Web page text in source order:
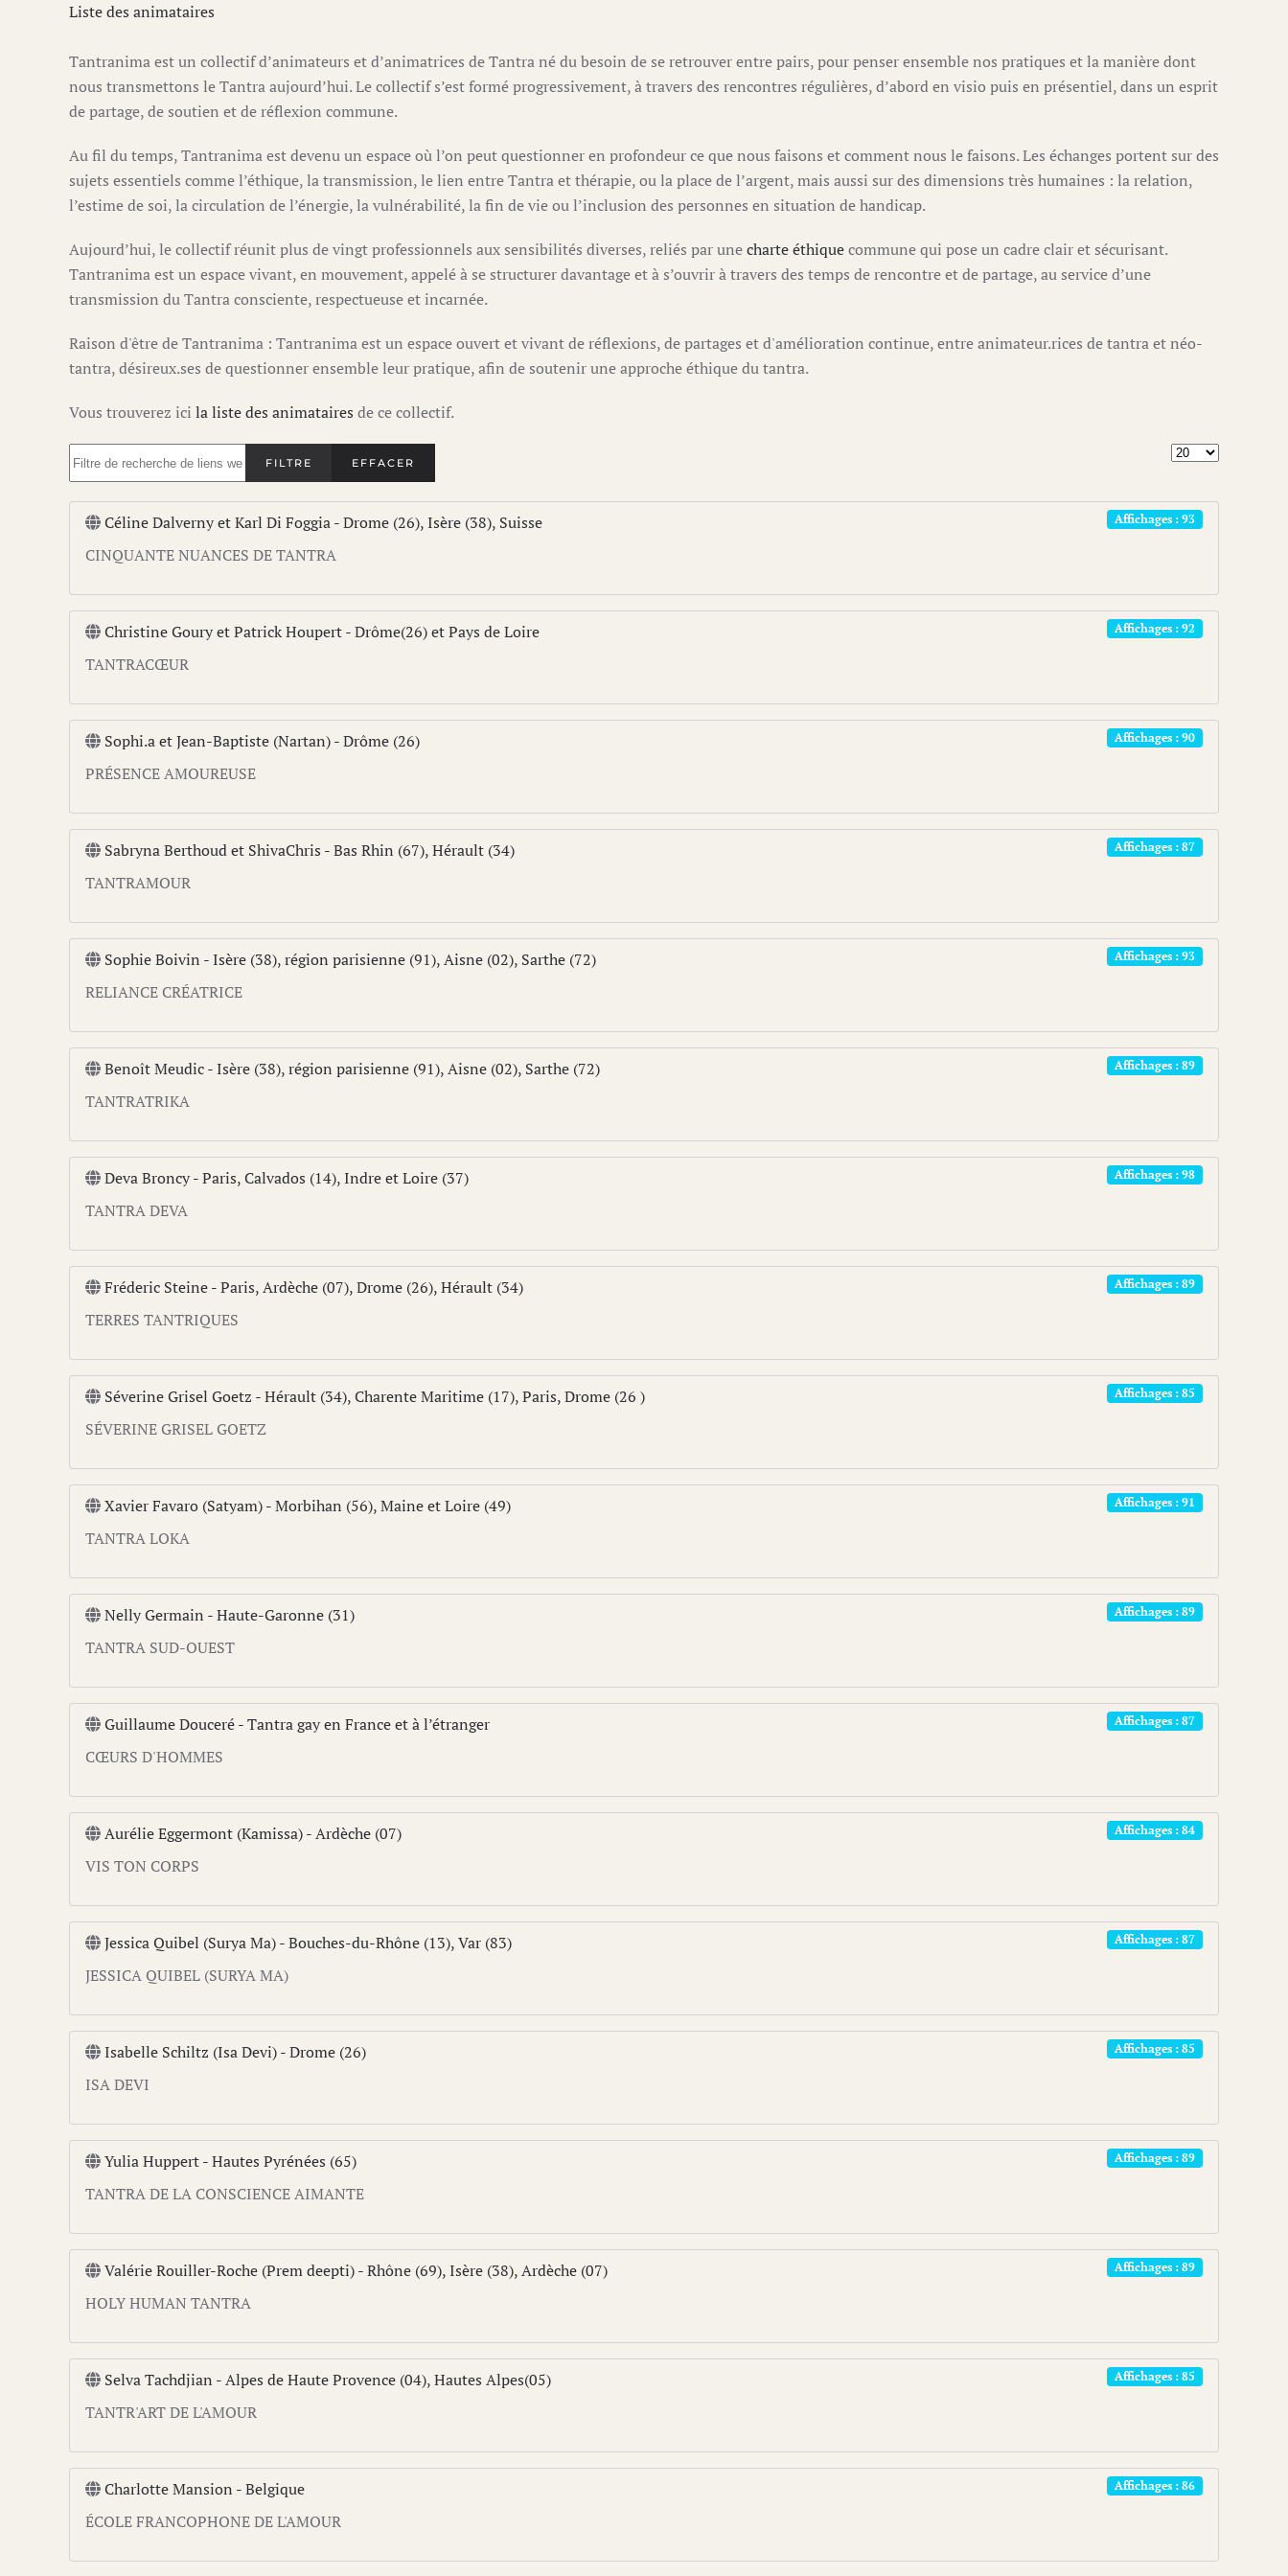
Liste des animataires
Tantranima est un collectif d’animateurs et d’animatrices de Tantra né du besoin de se retrouver entre pairs, pour penser ensemble nos pratiques et la manière dont
nous transmettons le Tantra aujourd’hui. Le collectif s’est formé progressivement, à travers des rencontres régulières, d’abord en visio puis en présentiel, dans un esprit
de partage, de soutien et de réflexion commune.
Au fil du temps, Tantranima est devenu un espace où l’on peut questionner en profondeur ce que nous faisons et comment nous le faisons. Les échanges portent sur des
sujets essentiels comme l’éthique, la transmission, le lien entre Tantra et thérapie, ou la place de l’argent, mais aussi sur des dimensions très humaines : la relation,
l’estime de soi, la circulation de l’énergie, la vulnérabilité, la fin de vie ou l’inclusion des personnes en situation de handicap.
Aujourd’hui, le collectif réunit plus de vingt professionnels aux sensibilités diverses, reliés par unecharte éthiquecommune qui pose un cadre clair et sécurisant.
Tantranima est un espace vivant, en mouvement, appelé à se structurer davantage et à s’ouvrir à travers des temps de rencontre et de partage, au service d’une
transmission du Tantra consciente, respectueuse et incarnée.
Raison d'être de Tantranima : Tantranima est un espace ouvert et vivant de réflexions, de partages et d'amélioration continue, entre animateur.rices de tantra et néo-
tantra, désireux.ses de questionner ensemble leur pratique, afin de soutenir une approche éthique du tantra.
Vous trouverez ici la liste des animataires de ce collectif.
Filtre de recherche de liens webFILTRE EFFACER Afficher #
Céline Dalverny et Karl Di Foggia - Drome (26), Isère (38), Suisse Affichages : 93
CINQUANTE NUANCES DE TANTRA
Christine Goury et Patrick Houpert - Drôme(26) et Pays de Loire Affichages : 92
TANTRACŒUR
Sophi.a et Jean-Baptiste (Nartan) - Drôme (26) Affichages : 90
PRÉSENCE AMOUREUSE
Sabryna Berthoud et ShivaChris - Bas Rhin (67), Hérault (34) Affichages : 87
TANTRAMOUR
Sophie Boivin - Isère (38), région parisienne (91), Aisne (02), Sarthe (72) Affichages : 93
RELIANCE CRÉATRICE
Benoît Meudic - Isère (38), région parisienne (91), Aisne (02), Sarthe (72) Affichages : 89
TANTRATRIKA
Deva Broncy - Paris, Calvados (14), Indre et Loire (37) Affichages : 98
TANTRA DEVA
Fréderic Steine - Paris, Ardèche (07), Drome (26), Hérault (34) Affichages : 89
TERRES TANTRIQUES
Séverine Grisel Goetz - Hérault (34), Charente Maritime (17), Paris, Drome (26 ) Affichages : 85
SÉVERINE GRISEL GOETZ
Xavier Favaro (Satyam) - Morbihan (56), Maine et Loire (49) Affichages : 91
TANTRA LOKA
Nelly Germain - Haute-Garonne (31) Affichages : 89
TANTRA SUD-OUEST
Guillaume Douceré - Tantra gay en France et à l’étranger Affichages : 87
CŒURS D'HOMMES
Aurélie Eggermont (Kamissa) - Ardèche (07) Affichages : 84
VIS TON CORPS
Jessica Quibel (Surya Ma) - Bouches-du-Rhône (13), Var (83) Affichages : 87
JESSICA QUIBEL (SURYA MA)
Isabelle Schiltz (Isa Devi) - Drome (26) Affichages : 85
ISA DEVI
Yulia Huppert - Hautes Pyrénées (65) Affichages : 89
TANTRA DE LA CONSCIENCE AIMANTE
Valérie Rouiller-Roche (Prem deepti) - Rhône (69), Isère (38), Ardèche (07) Affichages : 89
HOLY HUMAN TANTRA
Selva Tachdjian - Alpes de Haute Provence (04), Hautes Alpes(05) Affichages : 85
TANTR'ART DE L'AMOUR
Charlotte Mansion - Belgique Affichages : 86
ÉCOLE FRANCOPHONE DE L'AMOUR